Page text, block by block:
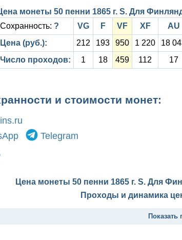
монеты 50 пенни 1865 г. S. Для
Сохранность: ? VG F VF XF AU
Цена (руб.):
212 193 950 1 220 18
Число проходов:
1 18 459 112 17
и стоимости монет:
Telegram
Цена монеты 50 пенни 1865 г. S. Для
Проходы и динамика
Показать